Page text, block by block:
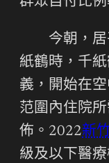
今朝，
紙鶴時，千
義，開始在
范圍內住院
佈。2022新
級及以下醫